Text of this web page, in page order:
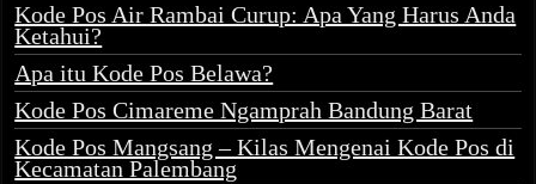
Kode Pos Air Rambai Curup: Apa Yang Harus Anda
Ketahui?
Apa itu Kode Pos Belawa?
Kode Pos Cimareme Ngamprah Bandung Barat
Kode Pos Mangsang – Kilas Mengenai Kode Pos di
Kecamatan Palembang